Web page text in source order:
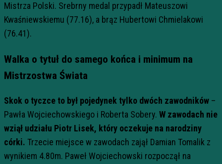
Mistrza Polski. Srebrny medal przypadł Mateuszowi
Kwaśniewskiemu (77.16), a brąz Hubertowi Chmielakowi
(76.41).
Walka o tytuł do samego końca i minimum na
Mistrzostwa Świata
Skok o tyczce to był pojedynek tylko dwóch zawodników –
Pawła Wojciechowskiego i Roberta Sobery. W zawodach nie
wziął udziału Piotr Lisek, który oczekuje na narodziny
córki. Trzecie miejsce w zawodach zajął Damian Tomalik z
wynikiem 4.80m. Paweł Wojciechowski rozpoczął na